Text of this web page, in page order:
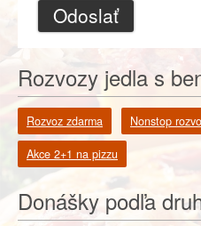
Odoslať
Rozvozy jedla s
Rozvoz zdarma Nonstop
Akce 2+1 na pizzu
Donášky podľa